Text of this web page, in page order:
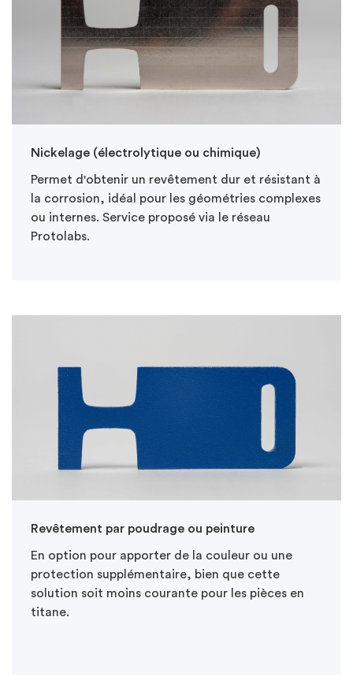
Nickelage (électrolytique ou chimique)
Permet d'obtenir un revêtement dur et résistant à
la corrosion, idéal pour les géométries complexes
ou internes. Service proposé via le réseau
Protolabs.
Revêtement par poudrage ou peinture
En option pour apporter de la couleur ou une
protection supplémentaire, bien que cette
solution soit moins courante pour les pièces en
titane.